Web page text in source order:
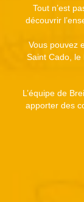
Tout n’est
découvrir
Vous pouvez
Saint Cado,
L’équipe de
apporter des